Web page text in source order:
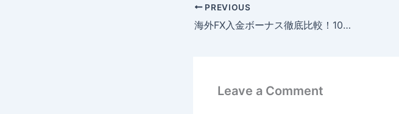
PREVIOUS
海外FX入金ボーナス徹底比較！100%･200%ボーナス･クッション機能を紹介！【2026年4月最新版】
Leave a Comment